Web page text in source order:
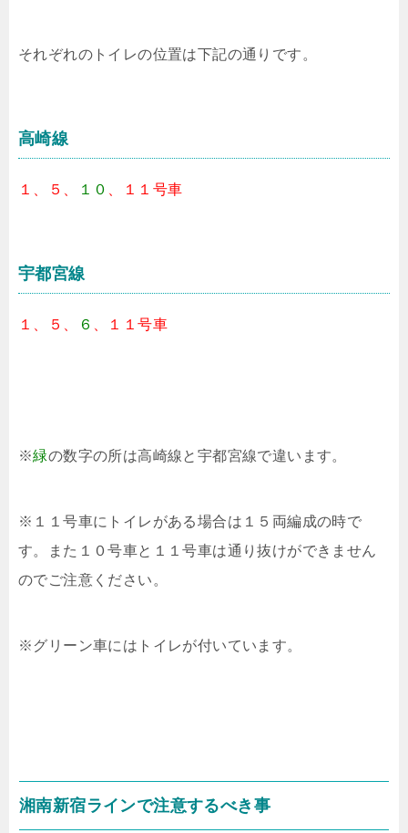
それぞれのトイレの位置は下記の通りです。
高崎線
１、５、 １０ 、１１号車
宇都宮線
１、５、 ６ 、１１号車
※緑の数字の所は高崎線と宇都宮線で違います。
※１１号車にトイレがある場合は１５両編成の時で
す。また１０号車と１１号車は通り抜けができません
のでご注意ください。
※グリーン車にはトイレが付いています。
湘南新宿ラインで注意するべき事